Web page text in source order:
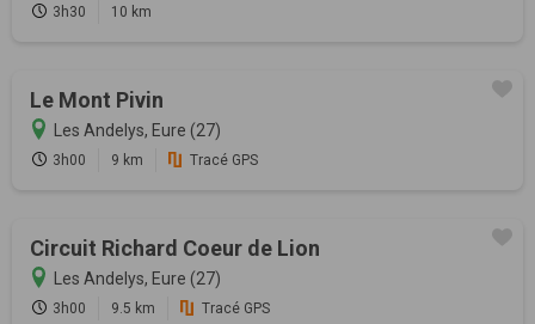
3h30 10 km
Le Mont Pivin
Les Andelys, Eure (27)
3h00 9 km Tracé GPS
Circuit Richard Coeur de Lion
Les Andelys, Eure (27)
3h00 9.5 km Tracé GPS